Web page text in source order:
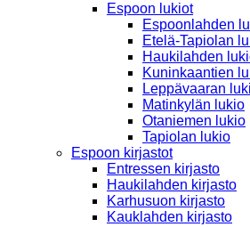
Espoon lukiot
Espoonlahden
Etelä-Tapiolan
Haukilahden
Kuninkaantien
Leppävaaran
Matinkylän lukio
Otaniemen lukio
Tapiolan lukio
Espoon kirjastot
Entressen kirjasto
Haukilahden kirjasto
Karhusuon kirjasto
Kauklahden kirjasto